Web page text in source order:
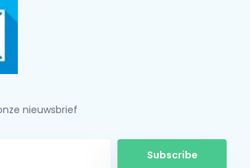
nieuwsbrief
Subscribe